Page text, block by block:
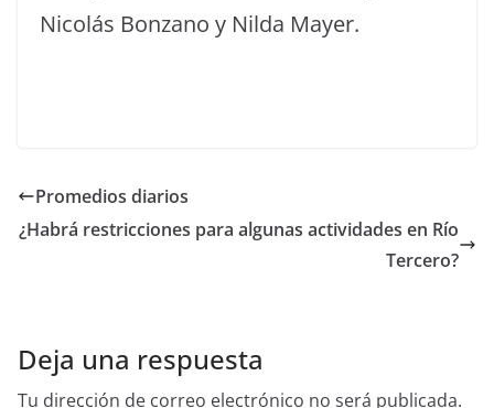
Nicolás Bonzano y Nilda Mayer.
Promedios diarios
¿Habrá restricciones para algunas actividades en Río
Tercero?
Deja una respuesta
Tu dirección de correo electrónico no será publicada.